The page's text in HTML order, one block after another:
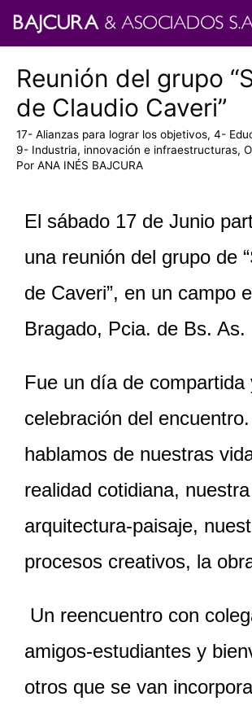
Reunión del grupo
de Claudio Caveri”
17- Alianzas para lograr los objetivos, 4-
9- Industria, innovación e infraestructuras,
Por ANA INÉS BAJCURA
El sábado 17 de Junio
una reunión del grupo de
de Caveri”, en un campo
Bragado, Pcia. de Bs. As.
Fue un día de compartida
celebración del
hablamos de nuestras
realidad cotidiana, nuestra
arquitectura-paisaje,
procesos creativos, la
Un reencuentro con
amigos-estudiantes y
otros que se van